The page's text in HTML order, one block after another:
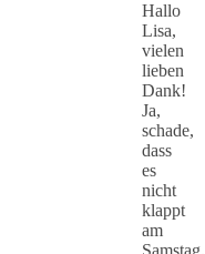
Hallo
Lisa,
vielen
lieben
Dank!
Ja,
schade,
dass
es
nicht
klappt
am